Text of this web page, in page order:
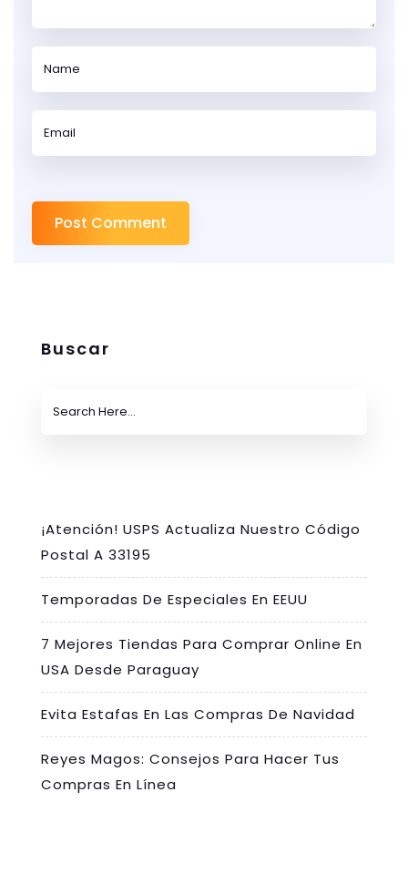
Buscar
¡Atención! USPS Actualiza Nuestro Código
Postal A 33195
Temporadas De Especiales En EEUU
7 Mejores Tiendas Para Comprar Online En
USA Desde Paraguay
Evita Estafas En Las Compras De Navidad
Reyes Magos: Consejos Para Hacer Tus
Compras En Línea